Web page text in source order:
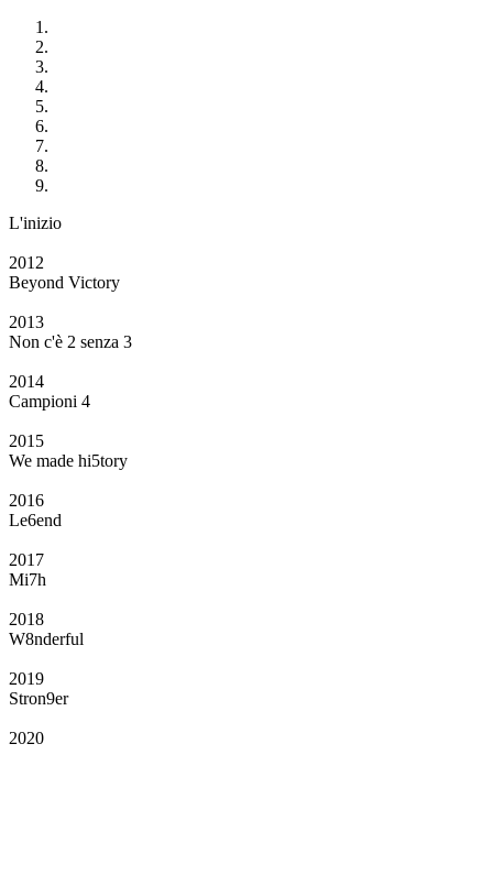
L'inizio
2012
Beyond Victory
2013
Non c'è 2 senza 3
2014
Campioni 4
2015
We made hi5tory
2016
Le6end
2017
Mi7h
2018
W8nderful
2019
Stron9er
2020